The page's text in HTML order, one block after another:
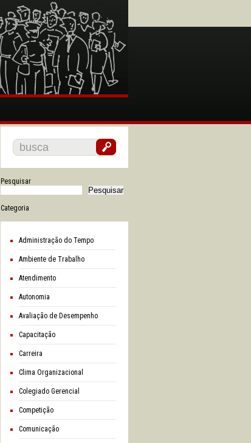
Pesquisar
Pesquisar
Categoria
Administração do Tempo
Ambiente de Trabalho
Atendimento
Autonomia
Avaliação de Desempenho
Capacitação
Carreira
Clima Organizacional
Colegiado Gerencial
Competição
Comunicação